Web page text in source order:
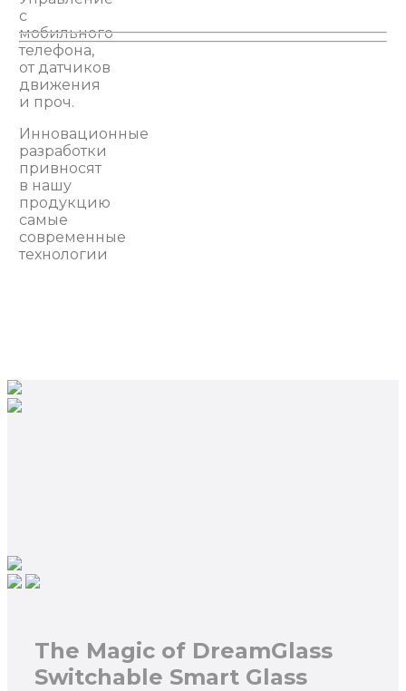
с
мобильного
телефона,
от датчиков
движения
и проч.
Инновационные
разработки
привносят
в нашу
продукцию
самые
современные
технологии
The Magic of DreamGlass
Switchable Smart Glass